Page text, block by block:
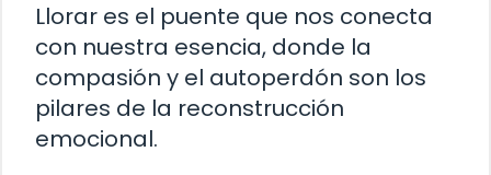
Llorar es el puente que nos conecta
con nuestra esencia, donde la
compasión y el autoperdón son los
pilares de la reconstrucción
emocional.